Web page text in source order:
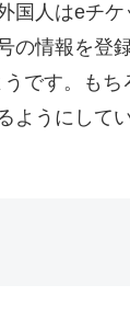
国人はeチ
情報を登
です。もち
うにしてい